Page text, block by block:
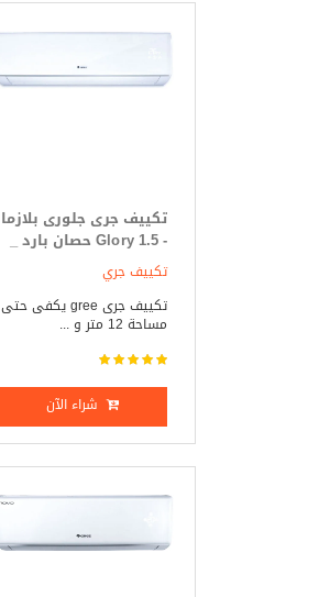
تكييف جرى جلورى بلازما
- Glory 1.5 حصان بارد _
ساخن
تكييف جري
تكييف جرى gree يكفى حتى
مساحة 12 متر و ...
شراء الآن